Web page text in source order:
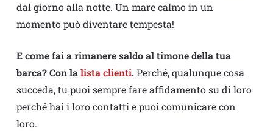
dal giorno alla notte. Un mare calmo in un
momento può diventare tempesta!
E come fai a rimanere saldo al timone della tua
barca? Con lalista clienti.Perché, qualunque cosa
succeda, tu puoi sempre fare affidamento su di loro
perché hai i loro contatti e puoi comunicare con
loro.